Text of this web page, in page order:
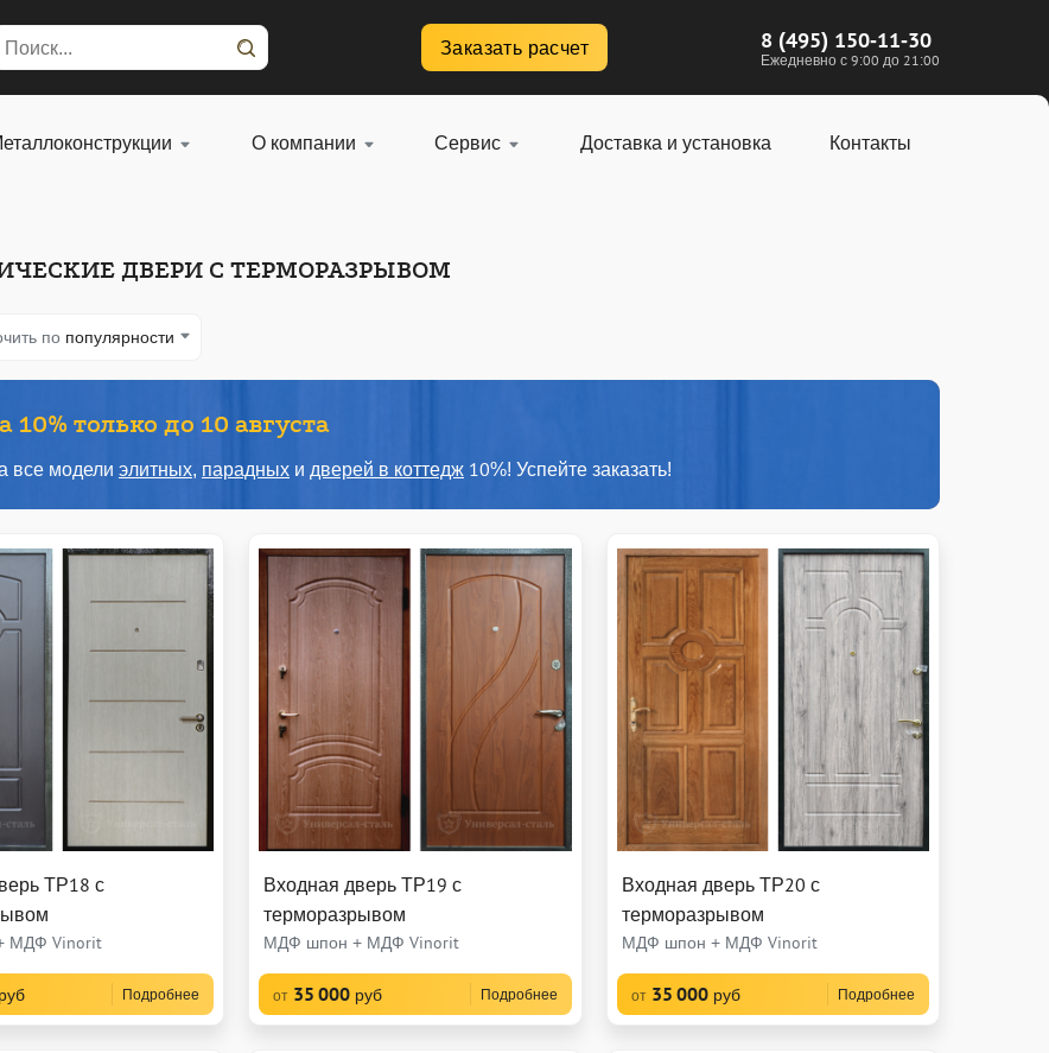
Заказать расчет 8 (495) 150-11-30
Ежедневно с 9:00 до 21:00
О компании Сервис Доставка и установка Контакты
ДВЕРИ С ТЕРМОРАЗРЫВОМ
по популярности
10% только до 10 августа
все модели элитных, парадных и дверей в коттедж 10%! Успейте заказать!
ТР18 с
МДФ Vinorit
руб Подробнее
Входная дверь ТР19 с
терморазрывом
МДФ шпон + МДФ Vinorit
от 35 000 руб Подробнее
Входная дверь ТР20 с
терморазрывом
МДФ шпон + МДФ Vinorit
от 35 000 руб Подробнее